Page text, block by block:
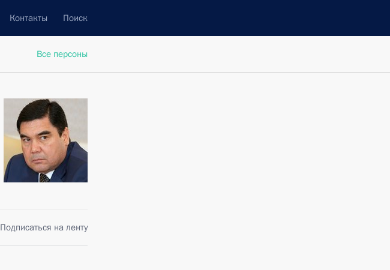
Контакты Поиск
Все персоны
Подписаться на ленту